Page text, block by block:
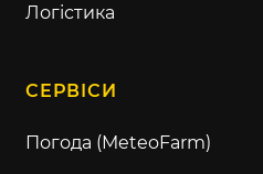
Логістика
СЕРВІСИ
Погода (MeteoFarm)